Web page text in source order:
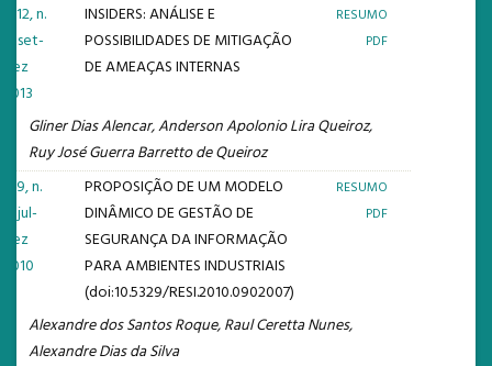
v. 12, n.
3: set-
dez
2013
INSIDERS: ANÁLISE E
POSSIBILIDADES DE MITIGAÇÃO
DE AMEAÇAS INTERNAS
RESUMO
PDF
Gliner Dias Alencar, Anderson Apolonio Lira Queiroz,
Ruy José Guerra Barretto de Queiroz
v. 9, n.
2: jul-
dez
2010
PROPOSIÇÃO DE UM MODELO
DINÂMICO DE GESTÃO DE
SEGURANÇA DA INFORMAÇÃO
PARA AMBIENTES INDUSTRIAIS
(doi:10.5329/RESI.2010.0902007)
RESUMO
PDF
Alexandre dos Santos Roque, Raul Ceretta Nunes,
Alexandre Dias da Silva